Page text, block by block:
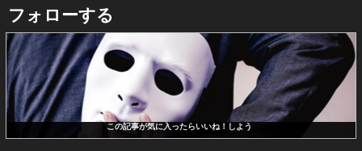
フォローする
この記事が気に入ったらいいね！しよう